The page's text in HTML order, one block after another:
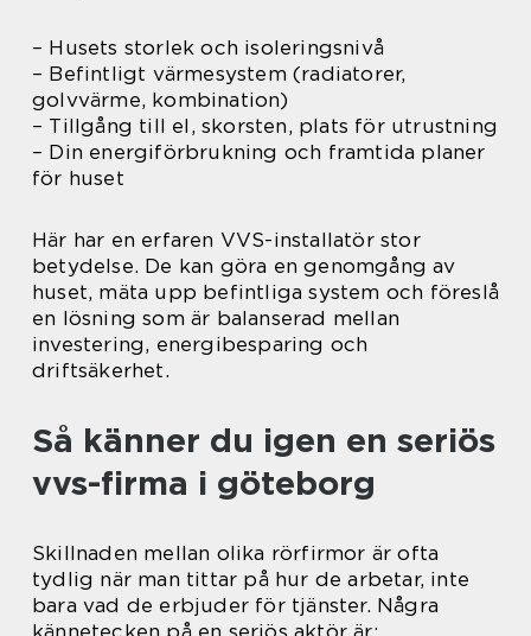
– Husets storlek och isoleringsnivå
– Befintligt värmesystem (radiatorer,
golvvärme, kombination)
– Tillgång till el, skorsten, plats för utrustning
– Din energiförbrukning och framtida planer
för huset
Här har en erfaren VVS-installatör stor
betydelse. De kan göra en genomgång av
huset, mäta upp befintliga system och föreslå
en lösning som är balanserad mellan
investering, energibesparing och
driftsäkerhet.
Så känner du igen en seriös
vvs-firma i göteborg
Skillnaden mellan olika rörfirmor är ofta
tydlig när man tittar på hur de arbetar, inte
bara vad de erbjuder för tjänster. Några